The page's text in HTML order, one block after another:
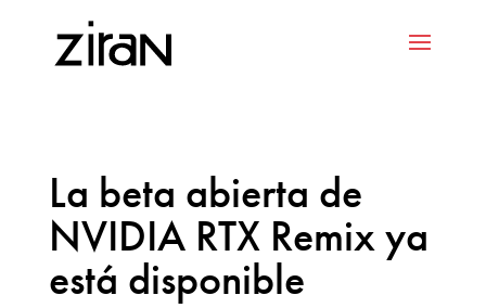
La beta abierta de
NVIDIA RTX Remix ya
está disponible